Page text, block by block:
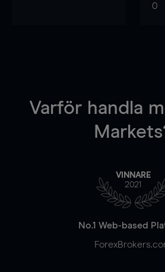
0
Varför handla
VINNARE
2021
No.1 Web-based